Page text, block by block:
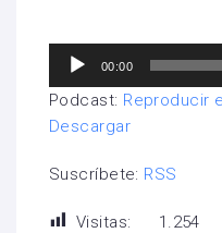
Reproductor
audio
00:00
Podcast: Reproducir
Descargar
Suscríbete: RSS
Visitas: 1.254